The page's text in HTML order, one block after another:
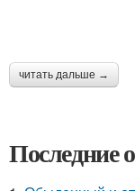
читать дальше →
Последние